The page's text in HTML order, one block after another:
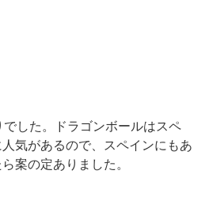
した。ドラゴンボールはスペ
気があるので、スペインにもあ
案の定ありました。